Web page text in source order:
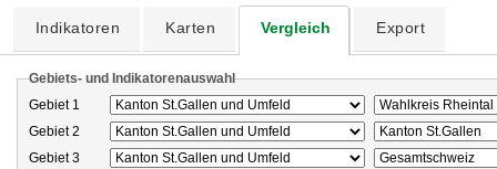
Indikatoren Karten Vergleich Export
Gebiets- und Indikatorenauswahl
Gebiet 1
Gebiet 2
Gebiet 3